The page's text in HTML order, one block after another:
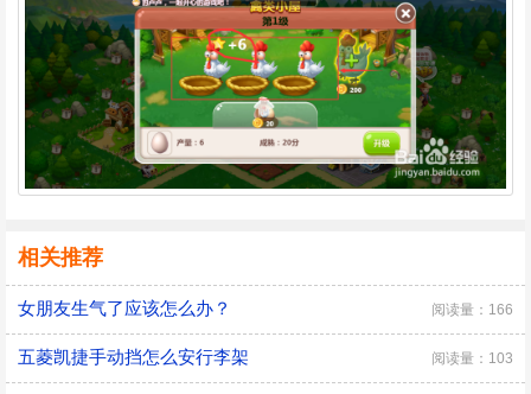
相关推荐
女朋友生气了应该怎么办？ 阅读量：166
五菱凯捷手动挡怎么安行李架 阅读量：103